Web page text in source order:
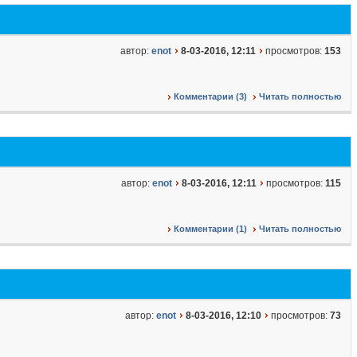
автор: enot 8-03-2016, 12:11 просмотров: 153
Комментарии (3) Читать полностью
автор: enot 8-03-2016, 12:11 просмотров: 115
Комментарии (1) Читать полностью
автор: enot 8-03-2016, 12:10 просмотров: 73